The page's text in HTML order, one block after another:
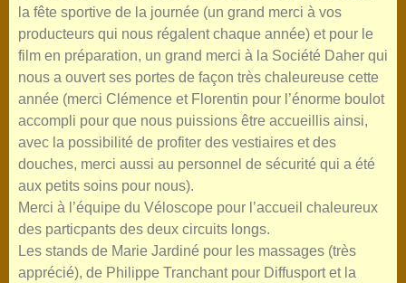
la fête sportive de la journée (un grand merci à vos
producteurs qui nous régalent chaque année) et pour le
film en préparation, un grand merci à la Société Daher qui
nous a ouvert ses portes de façon très chaleureuse cette
année (merci Clémence et Florentin pour l’énorme boulot
accompli pour que nous puissions être accueillis ainsi,
avec la possibilité de profiter des vestiaires et des
douches, merci aussi au personnel de sécurité qui a été
aux petits soins pour nous).
Merci à l’équipe du Véloscope pour l’accueil chaleureux
des particpants des deux circuits longs.
Les stands de Marie Jardiné pour les massages (très
apprécié), de Philippe Tranchant pour Diffusport et la